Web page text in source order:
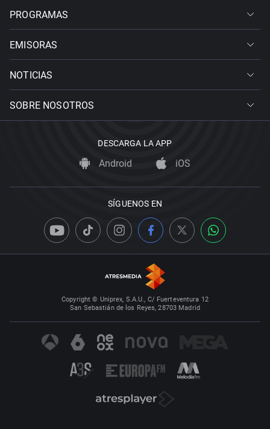
PROGRAMAS
EMISORAS
NOTICIAS
SOBRE NOSOTROS
DESCARGA LA APP
Android iOS
SÍGUENOS EN
Copyright © Uniprex, S.A.U., C/ Fuerteventura 12
San Sebastián de los Reyes, 28703 Madrid